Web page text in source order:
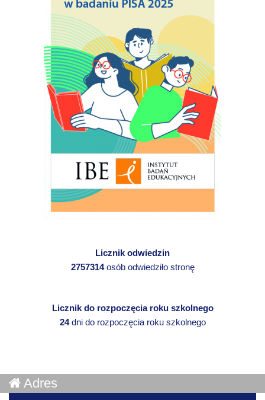
Licznik odwiedzin
2757314osób odwiedziło stronę
Licznik do rozpoczęcia roku szkolnego
24dni do rozpoczęcia roku szkolnego
Adres